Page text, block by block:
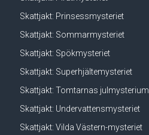
Skattjakt: Prinsessmysteriet
Skattjakt: Sommarmysteriet
Skattjakt: Spökmysteriet
Skattjakt: Superhjältemysteriet
Skattjakt: Tomtarnas julmysterium
Skattjakt: Undervattensmysteriet
Skattjakt: Vilda Västern-mysteriet